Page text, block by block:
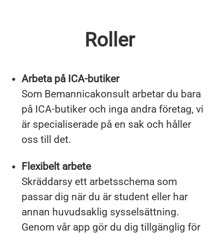
Roller
Arbeta på ICA-butiker
Som Bemannicakonsult arbetar du bara
på ICA-butiker och inga andra företag, vi
är specialiserade på en sak och håller
oss till det.
Flexibelt arbete
Skräddarsy ett arbetsschema som
passar dig när du är student eller har
annan huvudsaklig sysselsättning.
Genom vår app gör du dig tillgänglig för